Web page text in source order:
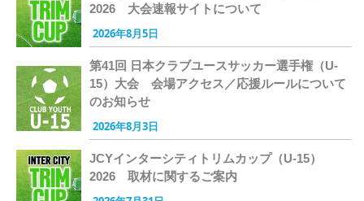
2026 大会速報サイトについて
2026年8月5日
第41回 日本クラブユースサッカー選手権（U-
15）大会 会場アクセス／応援ルールについて
のお知らせ
2026年8月3日
JCYインターシティトリムカップ（U-15）
2026 取材に関するご案内